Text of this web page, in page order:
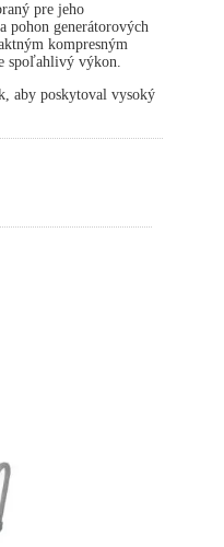
pre jeho
pohon generátorových
kompresným
spoľahlivý výkon.
aby poskytoval vysoký